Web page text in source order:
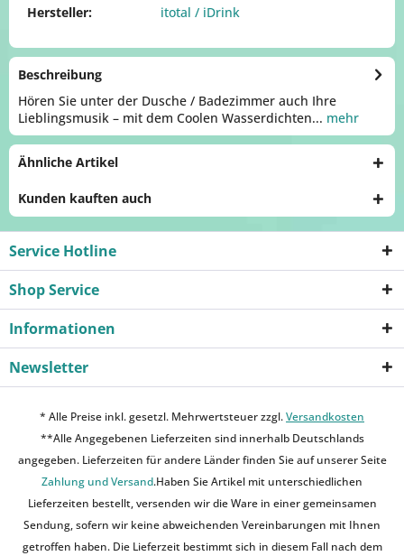
Hersteller:
itotal / iDrink
Beschreibung
Hören Sie unter der Dusche / Badezimmer auch Ihre
Lieblingsmusik – mit dem Coolen Wasserdichten... mehr
Ähnliche Artikel
Kunden kauften auch
Service Hotline
Shop Service
Informationen
Newsletter
* Alle Preise inkl. gesetzl. Mehrwertsteuer zzgl.Versandkosten
**Alle Angegebenen Lieferzeiten sind innerhalb Deutschlands
angegeben. Lieferzeiten für andere Länder finden Sie auf unserer Seite
Zahlung und Versand.Haben Sie Artikel mit unterschiedlichen
Lieferzeiten bestellt, versenden wir die Ware in einer gemeinsamen
Sendung, sofern wir keine abweichenden Vereinbarungen mit Ihnen
getroffen haben. Die Lieferzeit bestimmt sich in diesem Fall nach dem